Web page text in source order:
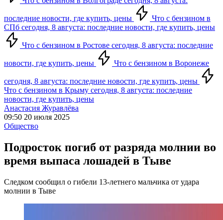
последние новости, где купить, цены
Что с бензином в
СПб сегодня, 8 августа: последние новости, где купить, цены
Что с бензином в Ростове сегодня, 8 августа: последние
новости, где купить, цены Что с бензином в Воронеже
сегодня, 8 августа: последние новости, где купить, цены
Что с бензином в Крыму сегодня, 8 августа: последние
новости, где купить, цены
Анастасия Журавлёва
09:50 20 июля 2025
Общество
Подросток погиб от разряда молнии во
время выпаса лошадей в Тыве
Следком сообщил о гибели 13-летнего мальчика от удара
молнии в Тыве